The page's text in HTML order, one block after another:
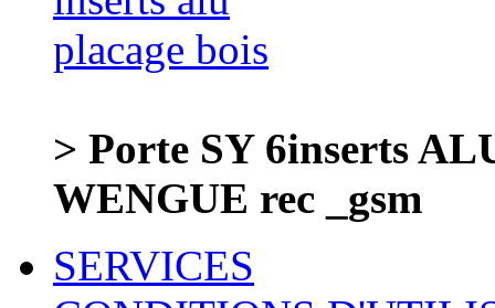
> Porte SY 6inserts
WENGUE rec _gsm
SERVICES